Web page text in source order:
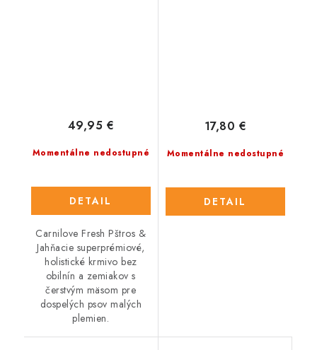
Momentálne nedostupné
49,95 €
DETAIL
Carnilove Fresh Pštros &
Jahňacie superprémiové,
holistické krmivo bez
obilnín a zemiakov s
čerstvým mäsom pre
dospelých psov malých
plemien.
Momentálne nedostupné
17,80 €
DETAIL